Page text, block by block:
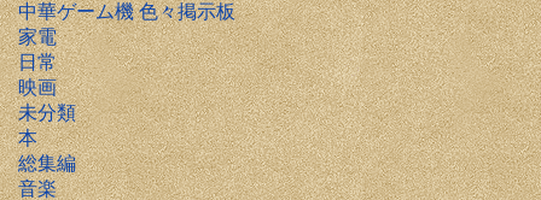
中華ゲーム機 色々掲示板
家電
日常
映画
未分類
本
総集編
音楽